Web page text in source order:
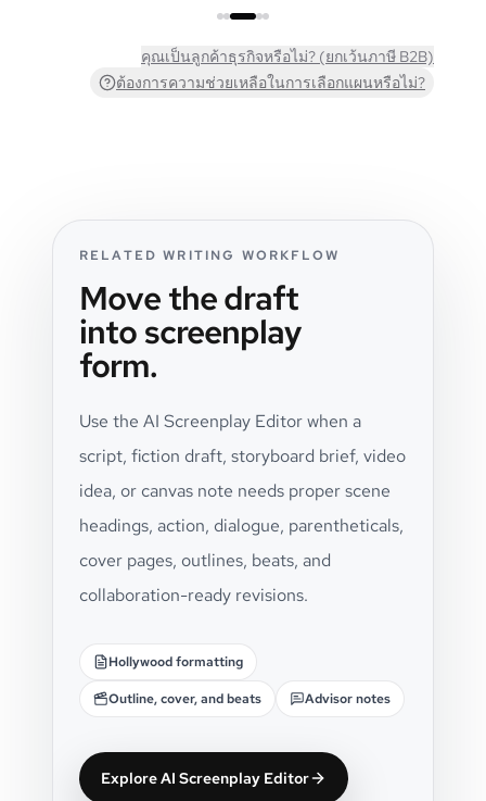
คุณเป็นลูกค้าธุรกิจหรือไม่? (ยกเว้นภาษี B2B)
ต้องการความช่วยเหลือในการเลือกแผนหรือไม่?
RELATED WRITING WORKFLOW
Move the draft
into screenplay
form.
Use the AI Screenplay Editor when a
script, fiction draft, storyboard brief, video
idea, or canvas note needs proper scene
headings, action, dialogue, parentheticals,
cover pages, outlines, beats, and
collaboration-ready revisions.
Hollywood formatting
Outline, cover, and beats Advisor notes
Explore AI Screenplay Editor